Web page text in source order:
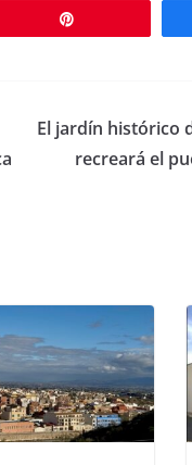
El jardín histórico
recreará el